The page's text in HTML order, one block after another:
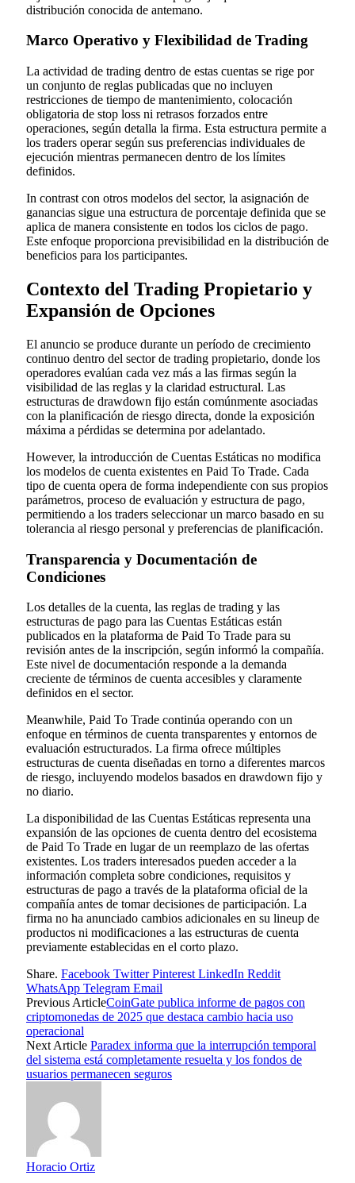
distribución conocida de antemano.
Marco Operativo y Flexibilidad de Trading
La actividad de trading dentro de estas cuentas se rige por
un conjunto de reglas publicadas que no incluyen
restricciones de tiempo de mantenimiento, colocación
obligatoria de stop loss ni retrasos forzados entre
operaciones, según detalla la firma. Esta estructura permite a
los traders operar según sus preferencias individuales de
ejecución mientras permanecen dentro de los límites
definidos.
In contrast con otros modelos del sector, la asignación de
ganancias sigue una estructura de porcentaje definida que se
aplica de manera consistente en todos los ciclos de pago.
Este enfoque proporciona previsibilidad en la distribución de
beneficios para los participantes.
Contexto del Trading Propietario y
Expansión de Opciones
El anuncio se produce durante un período de crecimiento
continuo dentro del sector de trading propietario, donde los
operadores evalúan cada vez más a las firmas según la
visibilidad de las reglas y la claridad estructural. Las
estructuras de drawdown fijo están comúnmente asociadas
con la planificación de riesgo directa, donde la exposición
máxima a pérdidas se determina por adelantado.
However, la introducción de Cuentas Estáticas no modifica
los modelos de cuenta existentes en Paid To Trade. Cada
tipo de cuenta opera de forma independiente con sus propios
parámetros, proceso de evaluación y estructura de pago,
permitiendo a los traders seleccionar un marco basado en su
tolerancia al riesgo personal y preferencias de planificación.
Transparencia y Documentación de
Condiciones
Los detalles de la cuenta, las reglas de trading y las
estructuras de pago para las Cuentas Estáticas están
publicados en la plataforma de Paid To Trade para su
revisión antes de la inscripción, según informó la compañía.
Este nivel de documentación responde a la demanda
creciente de términos de cuenta accesibles y claramente
definidos en el sector.
Meanwhile, Paid To Trade continúa operando con un
enfoque en términos de cuenta transparentes y entornos de
evaluación estructurados. La firma ofrece múltiples
estructuras de cuenta diseñadas en torno a diferentes marcos
de riesgo, incluyendo modelos basados en drawdown fijo y
no diario.
La disponibilidad de las Cuentas Estáticas representa una
expansión de las opciones de cuenta dentro del ecosistema
de Paid To Trade en lugar de un reemplazo de las ofertas
existentes. Los traders interesados pueden acceder a la
información completa sobre condiciones, requisitos y
estructuras de pago a través de la plataforma oficial de la
compañía antes de tomar decisiones de participación. La
firma no ha anunciado cambios adicionales en su lineup de
productos ni modificaciones a las estructuras de cuenta
previamente establecidas en el corto plazo.
Share. Facebook Twitter Pinterest LinkedIn Reddit
WhatsApp Telegram Email
Previous ArticleCoinGate publica informe de pagos con
criptomonedas de 2025 que destaca cambio hacia uso
operacional
Next Article Paradex informa que la interrupción temporal
del sistema está completamente resuelta y los fondos de
usuarios permanecen seguros
Horacio Ortiz